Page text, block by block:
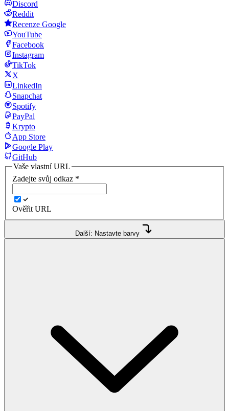
Discord
Reddit
Recenze Google
YouTube
Facebook
Instagram
TikTok
X
LinkedIn
Snapchat
Spotify
PayPal
Krypto
App Store
Google Play
GitHub
Vaše vlastní URL
Zadejte svůj odkaz *
Ověřit URL
Další: Nastavte barvy